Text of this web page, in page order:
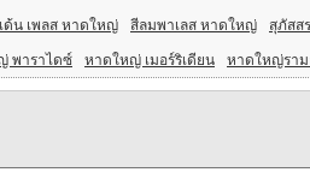
ด้น เพลส หาดใหญ่ สีลมพาเลส หาดใหญ่ สุภัสส
พาราไดซ์ หาดใหญ่ เมอร์ริเดียน หาดใหญ่รา